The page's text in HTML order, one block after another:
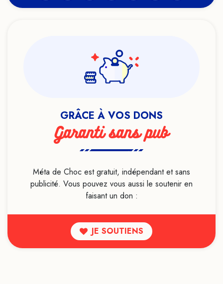
GRÂCE À VOS DONS
Garanti sans pub
Méta de Choc est gratuit, indépendant et sans
publicité. Vous pouvez vous aussi le soutenir en
faisant un don :
JE SOUTIENS